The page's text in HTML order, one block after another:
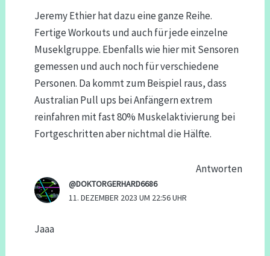
Jeremy Ethier hat dazu eine ganze Reihe.
Fertige Workouts und auch für jede einzelne
Museklgruppe. Ebenfalls wie hier mit Sensoren
gemessen und auch noch für verschiedene
Personen. Da kommt zum Beispiel raus, dass
Australian Pull ups bei Anfängern extrem
reinfahren mit fast 80% Muskelaktivierung bei
Fortgeschritten aber nichtmal die Hälfte.
Antworten
@DOKTORGERHARD6686
11. DEZEMBER 2023 UM 22:56 UHR
Jaaa